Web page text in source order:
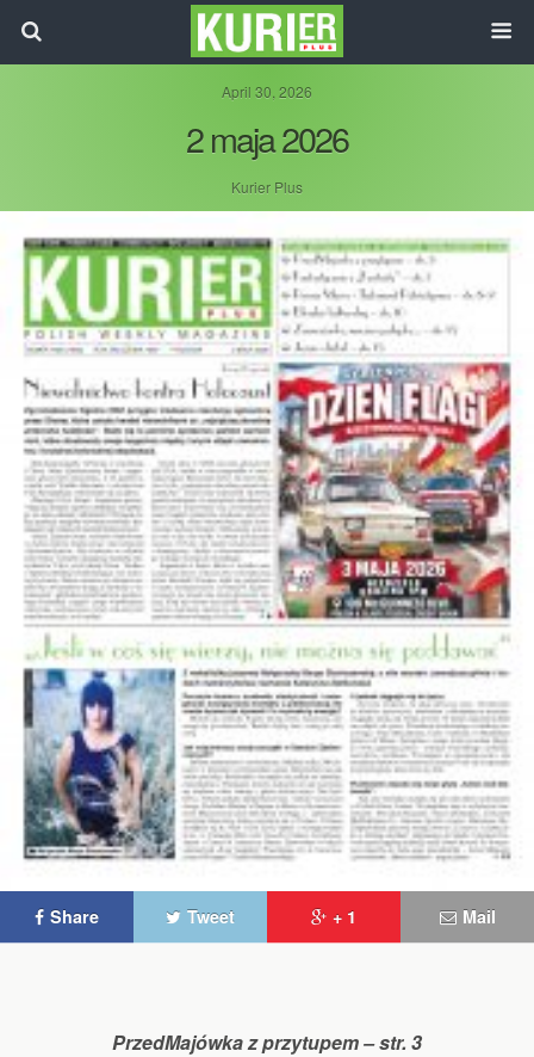
April 30, 2026
2 maja 2026
Kurier Plus
Share Tweet + 1 Mail
PrzedMajówka z przytupem – str. 3